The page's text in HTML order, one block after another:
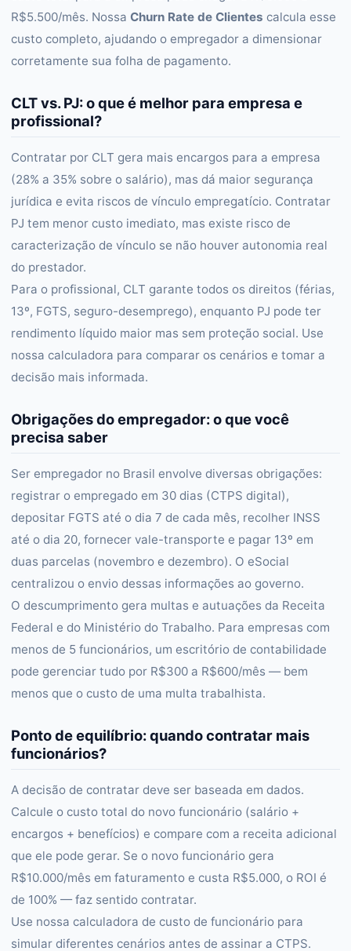
R$5.500/mês. Nossa Churn Rate de Clientes calcula esse
custo completo, ajudando o empregador a dimensionar
corretamente sua folha de pagamento.
CLT vs. PJ: o que é melhor para empresa e
profissional?
Contratar por CLT gera mais encargos para a empresa
(28% a 35% sobre o salário), mas dá maior segurança
jurídica e evita riscos de vínculo empregatício. Contratar
PJ tem menor custo imediato, mas existe risco de
caracterização de vínculo se não houver autonomia real
do prestador.
Para o profissional, CLT garante todos os direitos (férias,
13º, FGTS, seguro-desemprego), enquanto PJ pode ter
rendimento líquido maior mas sem proteção social. Use
nossa calculadora para comparar os cenários e tomar a
decisão mais informada.
Obrigações do empregador: o que você
precisa saber
Ser empregador no Brasil envolve diversas obrigações:
registrar o empregado em 30 dias (CTPS digital),
depositar FGTS até o dia 7 de cada mês, recolher INSS
até o dia 20, fornecer vale-transporte e pagar 13º em
duas parcelas (novembro e dezembro). O eSocial
centralizou o envio dessas informações ao governo.
O descumprimento gera multas e autuações da Receita
Federal e do Ministério do Trabalho. Para empresas com
menos de 5 funcionários, um escritório de contabilidade
pode gerenciar tudo por R$300 a R$600/mês — bem
menos que o custo de uma multa trabalhista.
Ponto de equilíbrio: quando contratar mais
funcionários?
A decisão de contratar deve ser baseada em dados.
Calcule o custo total do novo funcionário (salário +
encargos + benefícios) e compare com a receita adicional
que ele pode gerar. Se o novo funcionário gera
R$10.000/mês em faturamento e custa R$5.000, o ROI é
de 100% — faz sentido contratar.
Use nossa calculadora de custo de funcionário para
simular diferentes cenários antes de assinar a CTPS.